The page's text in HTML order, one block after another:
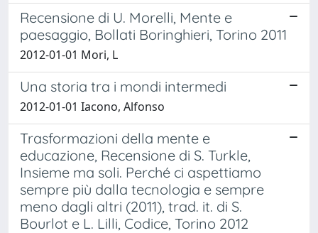
Recensione di U. Morelli, Mente e
paesaggio, Bollati Boringhieri, Torino 2011
2012-01-01 Mori, L
Una storia tra i mondi intermedi
2012-01-01 Iacono, Alfonso
Trasformazioni della mente e
educazione, Recensione di S. Turkle,
Insieme ma soli. Perché ci aspettiamo
sempre più dalla tecnologia e sempre
meno dagli altri (2011), trad. it. di S.
Bourlot e L. Lilli, Codice, Torino 2012